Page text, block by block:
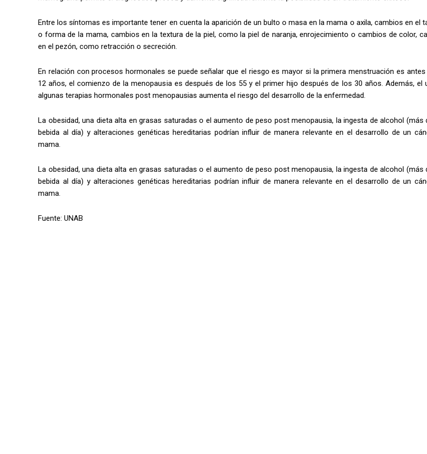
Entre los síntomas es importante tener en cuenta la aparición de un bulto o masa en la mama o axila, cambios en el
o forma de la mama, cambios en la textura de la piel, como la piel de naranja, enrojecimiento o cambios de color,
en el pezón, como retracción o secreción.
En relación con procesos hormonales se puede señalar que el riesgo es mayor si la primera menstruación es
12 años, el comienzo de la menopausia es después de los 55 y el primer hijo después de los 30 años. Además, el
algunas terapias hormonales post menopausias aumenta el riesgo del desarrollo de la enfermedad.
La obesidad, una dieta alta en grasas saturadas o el aumento de peso post menopausia, la ingesta de alcohol (más
bebida al día) y alteraciones genéticas hereditarias podrían influir de manera relevante en el desarrollo de un
mama.
La obesidad, una dieta alta en grasas saturadas o el aumento de peso post menopausia, la ingesta de alcohol (más
bebida al día) y alteraciones genéticas hereditarias podrían influir de manera relevante en el desarrollo de un
mama.
Fuente: UNAB